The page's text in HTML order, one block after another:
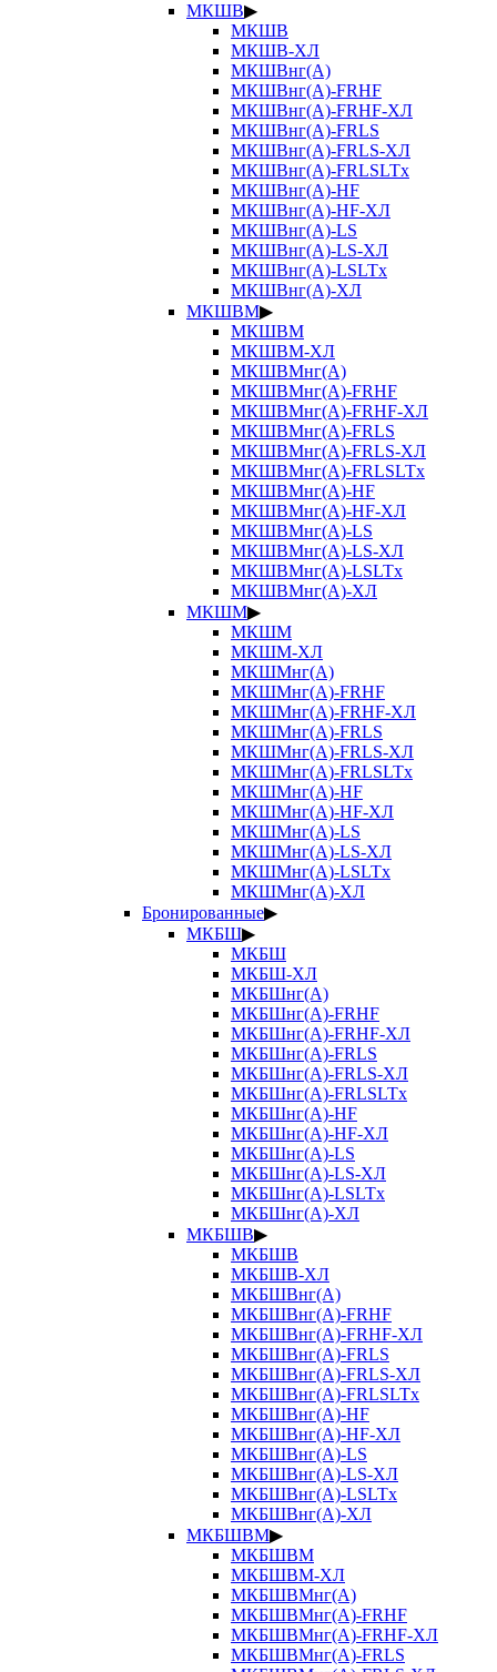
МКШВ▶
МКШВ
МКШВ-ХЛ
МКШВнг(А)
МКШВнг(А)-FRHF
МКШВнг(А)-FRHF-ХЛ
МКШВнг(А)-FRLS
МКШВнг(А)-FRLS-ХЛ
МКШВнг(А)-FRLSLTx
МКШВнг(А)-HF
МКШВнг(А)-HF-ХЛ
МКШВнг(А)-LS
МКШВнг(А)-LS-ХЛ
МКШВнг(А)-LSLTx
МКШВнг(А)-ХЛ
МКШВМ▶
МКШВМ
МКШВМ-ХЛ
МКШВМнг(А)
МКШВМнг(А)-FRHF
МКШВМнг(А)-FRHF-ХЛ
МКШВМнг(А)-FRLS
МКШВМнг(А)-FRLS-ХЛ
МКШВМнг(А)-FRLSLTx
МКШВМнг(А)-HF
МКШВМнг(А)-HF-ХЛ
МКШВМнг(А)-LS
МКШВМнг(А)-LS-ХЛ
МКШВМнг(А)-LSLTx
МКШВМнг(А)-ХЛ
МКШМ▶
МКШМ
МКШМ-ХЛ
МКШМнг(А)
МКШМнг(А)-FRHF
МКШМнг(А)-FRHF-ХЛ
МКШМнг(А)-FRLS
МКШМнг(А)-FRLS-ХЛ
МКШМнг(А)-FRLSLTx
МКШМнг(А)-HF
МКШМнг(А)-HF-ХЛ
МКШМнг(А)-LS
МКШМнг(А)-LS-ХЛ
МКШМнг(А)-LSLTx
МКШМнг(А)-ХЛ
Бронированные▶
МКБШ▶
МКБШ
МКБШ-ХЛ
МКБШнг(А)
МКБШнг(А)-FRHF
МКБШнг(А)-FRHF-ХЛ
МКБШнг(А)-FRLS
МКБШнг(А)-FRLS-ХЛ
МКБШнг(А)-FRLSLTx
МКБШнг(А)-HF
МКБШнг(А)-HF-ХЛ
МКБШнг(А)-LS
МКБШнг(А)-LS-ХЛ
МКБШнг(А)-LSLTx
МКБШнг(А)-ХЛ
МКБШВ▶
МКБШВ
МКБШВ-ХЛ
МКБШВнг(А)
МКБШВнг(А)-FRHF
МКБШВнг(А)-FRHF-ХЛ
МКБШВнг(А)-FRLS
МКБШВнг(А)-FRLS-ХЛ
МКБШВнг(А)-FRLSLTx
МКБШВнг(А)-HF
МКБШВнг(А)-HF-ХЛ
МКБШВнг(А)-LS
МКБШВнг(А)-LS-ХЛ
МКБШВнг(А)-LSLTx
МКБШВнг(А)-ХЛ
МКБШВМ▶
МКБШВМ
МКБШВМ-ХЛ
МКБШВМнг(А)
МКБШВМнг(А)-FRHF
МКБШВМнг(А)-FRHF-ХЛ
МКБШВМнг(А)-FRLS